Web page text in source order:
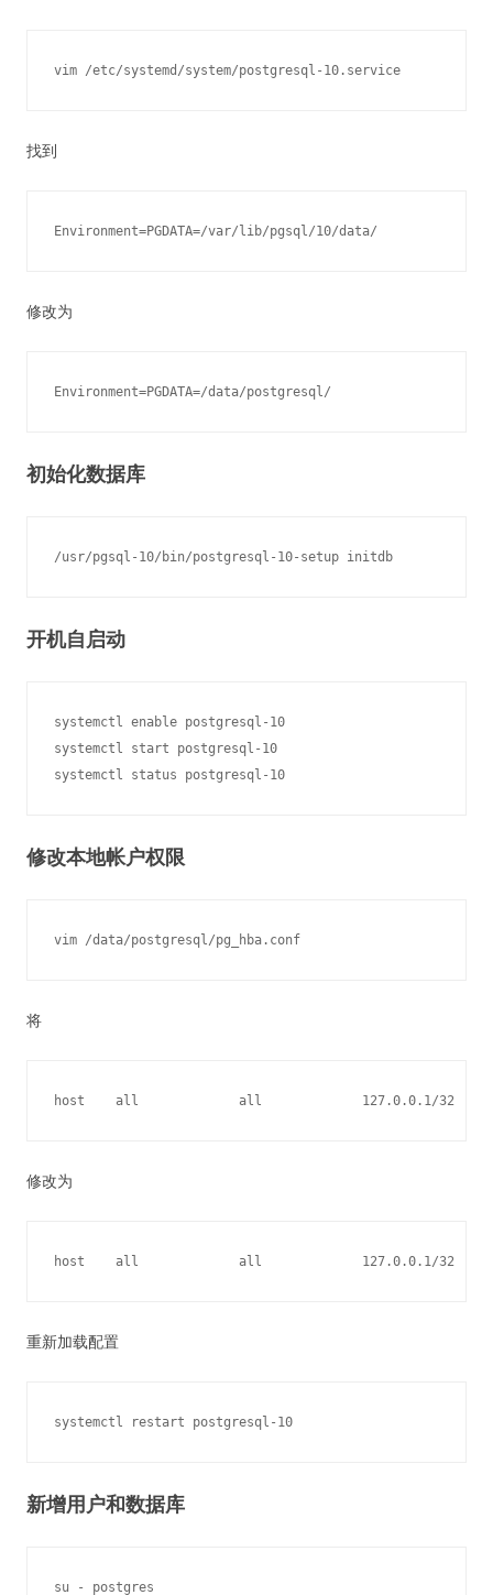
找到
修改为
初始化数据库
开机自启动
systemctl enable postgresql-10
systemctl start postgresql-10
修改本地帐户权限
将
修改为
重新加载配置
新增用户和数据库
su - postgres